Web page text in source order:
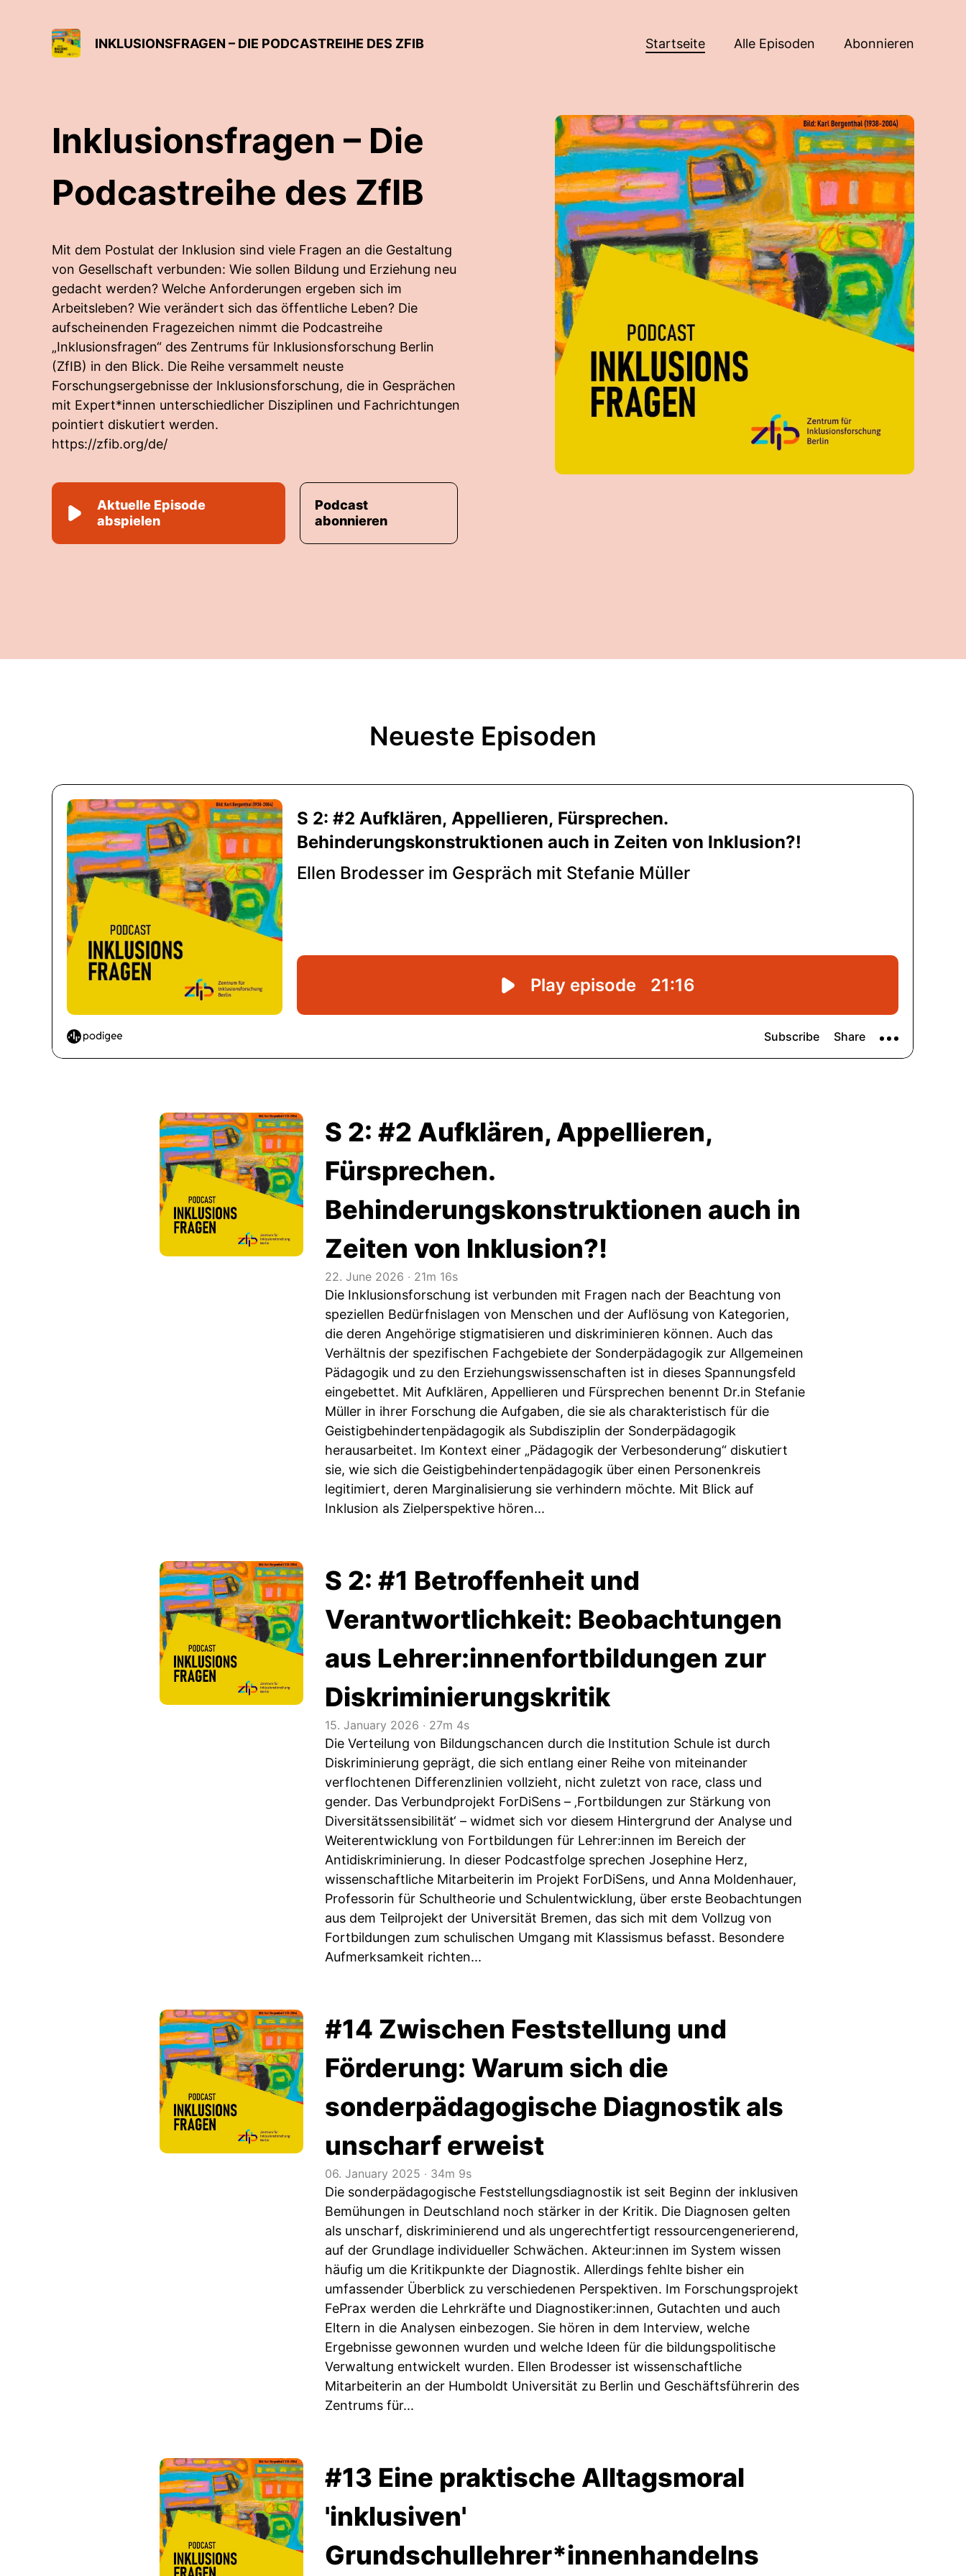
INKLUSIONSFRAGEN – DIE PODCASTREIHE DES ZFIB Startseite Alle Episoden Abonnieren
Inklusionsfragen – Die
Podcastreihe des ZfIB
Mit dem Postulat der Inklusion sind viele Fragen an die Gestaltung
von Gesellschaft verbunden: Wie sollen Bildung und Erziehung neu
gedacht werden? Welche Anforderungen ergeben sich im
Arbeitsleben? Wie verändert sich das öffentliche Leben? Die
aufscheinenden Fragezeichen nimmt die Podcastreihe
„Inklusionsfragen“ des Zentrums für Inklusionsforschung Berlin
(ZfIB) in den Blick. Die Reihe versammelt neuste
Forschungsergebnisse der Inklusionsforschung, die in Gesprächen
mit Expert*innen unterschiedlicher Disziplinen und Fachrichtungen
pointiert diskutiert werden.
https://zfib.org/de/
Aktuelle Episode
abspielen
Podcast
abonnieren
Neueste Episoden
S 2: #2 Aufklären, Appellieren,
Fürsprechen.
Behinderungskonstruktionen auch in
Zeiten von Inklusion?!
22. June 2026 ‧ 21m 16s
Die Inklusionsforschung ist verbunden mit Fragen nach der Beachtung von
speziellen Bedürfnislagen von Menschen und der Auflösung von Kategorien,
die deren Angehörige stigmatisieren und diskriminieren können. Auch das
Verhältnis der spezifischen Fachgebiete der Sonderpädagogik zur Allgemeinen
Pädagogik und zu den Erziehungswissenschaften ist in dieses Spannungsfeld
eingebettet. Mit Aufklären, Appellieren und Fürsprechen benennt Dr.in Stefanie
Müller in ihrer Forschung die Aufgaben, die sie als charakteristisch für die
Geistigbehindertenpädagogik als Subdisziplin der Sonderpädagogik
herausarbeitet. Im Kontext einer „Pädagogik der Verbesonderung“ diskutiert
sie, wie sich die Geistigbehindertenpädagogik über einen Personenkreis
legitimiert, deren Marginalisierung sie verhindern möchte. Mit Blick auf
Inklusion als Zielperspektive hören...
S 2: #1 Betroffenheit und
Verantwortlichkeit: Beobachtungen
aus Lehrer:innenfortbildungen zur
Diskriminierungskritik
15. January 2026 ‧ 27m 4s
Die Verteilung von Bildungschancen durch die Institution Schule ist durch
Diskriminierung geprägt, die sich entlang einer Reihe von miteinander
verflochtenen Differenzlinien vollzieht, nicht zuletzt von race, class und
gender. Das Verbundprojekt ForDiSens – ‚Fortbildungen zur Stärkung von
Diversitätssensibilität‘ – widmet sich vor diesem Hintergrund der Analyse und
Weiterentwicklung von Fortbildungen für Lehrer:innen im Bereich der
Antidiskriminierung. In dieser Podcastfolge sprechen Josephine Herz,
wissenschaftliche Mitarbeiterin im Projekt ForDiSens, und Anna Moldenhauer,
Professorin für Schultheorie und Schulentwicklung, über erste Beobachtungen
aus dem Teilprojekt der Universität Bremen, das sich mit dem Vollzug von
Fortbildungen zum schulischen Umgang mit Klassismus befasst. Besondere
Aufmerksamkeit richten...
#14 Zwischen Feststellung und
Förderung: Warum sich die
sonderpädagogische Diagnostik als
unscharf erweist
06. January 2025 ‧ 34m 9s
Die sonderpädagogische Feststellungsdiagnostik ist seit Beginn der inklusiven
Bemühungen in Deutschland noch stärker in der Kritik. Die Diagnosen gelten
als unscharf, diskriminierend und als ungerechtfertigt ressourcengenerierend,
auf der Grundlage individueller Schwächen. Akteur:innen im System wissen
häufig um die Kritikpunkte der Diagnostik. Allerdings fehlte bisher ein
umfassender Überblick zu verschiedenen Perspektiven. Im Forschungsprojekt
FePrax werden die Lehrkräfte und Diagnostiker:innen, Gutachten und auch
Eltern in die Analysen einbezogen. Sie hören in dem Interview, welche
Ergebnisse gewonnen wurden und welche Ideen für die bildungspolitische
Verwaltung entwickelt wurden. Ellen Brodesser ist wissenschaftliche
Mitarbeiterin an der Humboldt Universität zu Berlin und Geschäftsführerin des
Zentrums für...
#13 Eine praktische Alltagsmoral
'inklusiven'
Grundschullehrer*innenhandelns